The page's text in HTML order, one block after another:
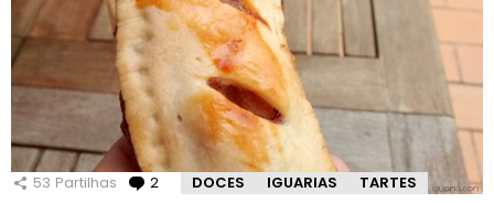
53 Partilhas 2 Comentários
DOCES IGUARIAS TARTES